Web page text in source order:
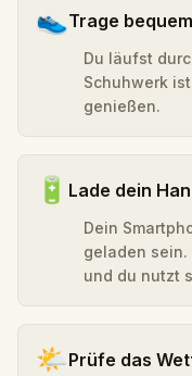
👟Trage
Du läufst
Schuhwerk
genießen.
🔋 Lade dein
Dein
geladen sein.
und du nutzt
🌤️Prüfe das